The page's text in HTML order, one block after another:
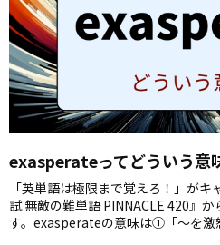
exasperateってどういう意
「英単語は極限まで覚えろ！」が
試 無敵の難単語 PINNACLE 420』
す。exasperateの意味は①「～を激
③「～の緊張を和らげる」④「～に